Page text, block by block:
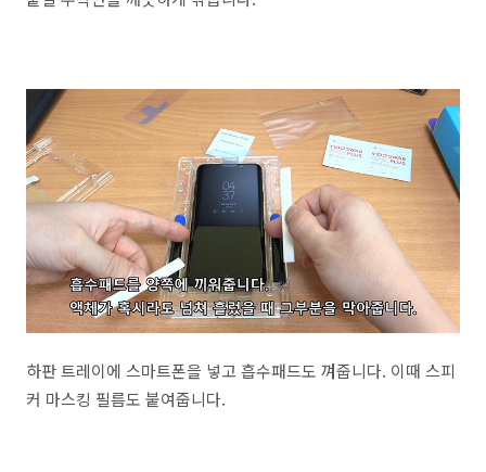
하판 트레이에 스마트폰을 넣고 흡수패드도 껴줍니다. 이때 스피
커 마스킹 필름도 붙여줍니다.